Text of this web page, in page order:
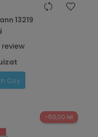
13219
review
Coș
-50,00 lei